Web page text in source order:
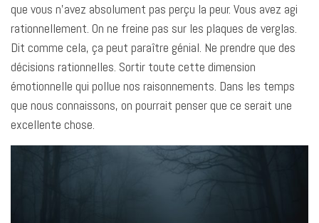
que vous n’avez absolument pas perçu la peur. Vous avez agi
rationnellement. On ne freine pas sur les plaques de verglas.
Dit comme cela, ça peut paraître génial. Ne prendre que des
décisions rationnelles. Sortir toute cette dimension
émotionnelle qui pollue nos raisonnements. Dans les temps
que nous connaissons, on pourrait penser que ce serait une
excellente chose.